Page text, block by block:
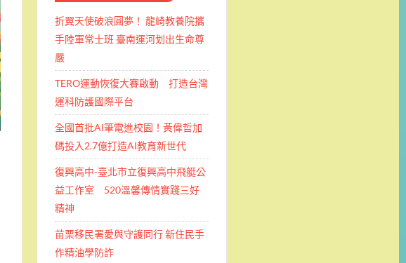
折翼天使破浪圓夢！ 龍崎教養院攜
手陸軍常士班 ​臺南運河划出生命尊
嚴
TERO運動恢復大賽啟動 打造台灣
運科防護國際平台
全國首批AI筆電進校園！黃偉哲加
碼投入2.7億打造AI教育新世代
復興高中-臺北市立復興高中飛艇公
益工作室 520溫馨傳情實踐三好
精神
苗栗移民署愛與守護同行 新住民手
作精油學防詐